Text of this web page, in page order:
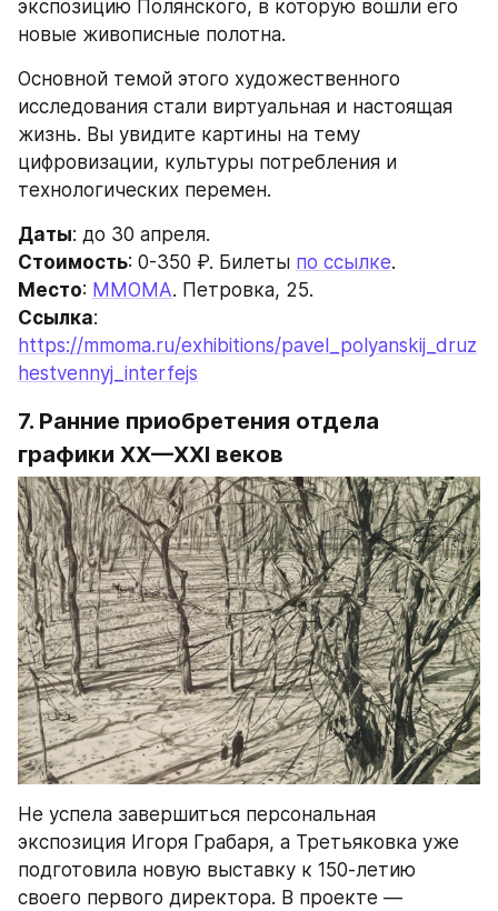
экспозицию Полянского, в которую вошли его
новые живописные полотна.
Основной темой этого художественного
исследования стали виртуальная и настоящая
жизнь. Вы увидите картины на тему
цифровизации, культуры потребления и
технологических перемен.
Даты: до 30 апреля.
Стоимость: 0-350 ₽. Билеты по ссылке.
Место: ММОМА. Петровка, 25.
Ссылка
https://mmoma.ru/exhibitions/pavel_polyanskij_druz
hestvennyj_interfejs
7. Ранние приобретения отдела
графики XX—XXI веков
Не успела завершиться персональная
экспозиция Игоря Грабаря, а Третьяковка уже
подготовила новую выставку к 150-летию
своего первого директора. В проекте —